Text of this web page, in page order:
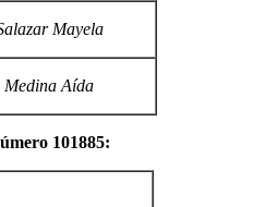
Mayela
Medina Aída
101885: